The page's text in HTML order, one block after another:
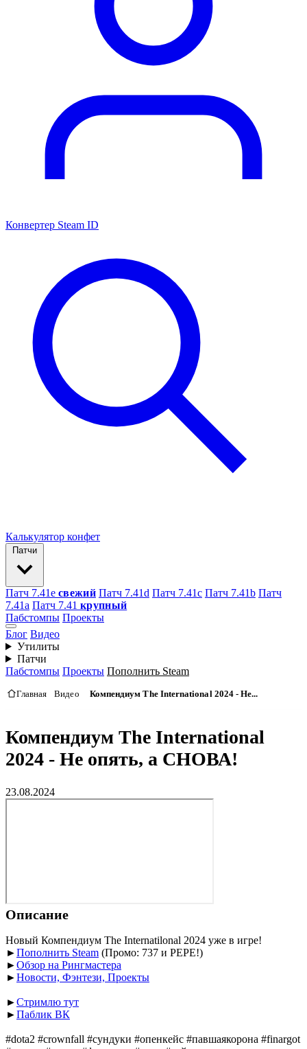
Конвертер Steam ID
Калькулятор конфет
Патчи
Патч 7.41e свежий Патч 7.41d Патч 7.41c Патч 7.41b Патч
7.41а Патч 7.41 крупный
Пабстомпы Проекты
Блог Видео
Утилиты
Патчи
Пабстомпы Проекты Пополнить Steam
Главная Видео Компендиум The International 2024 - Не...
Компендиум The International
2024 - Не опять, а СНОВА!
23.08.2024
Описание
Новый Компендиум The Internatilonal 2024 уже в игре!
►Пополнить Steam (Промо: 737 и PEPE!)
►Обзор на Рингмастера
►Новости, Фэнтези, Проекты
►Стримлю тут
►Паблик ВК
#dota2 #crownfall #сундуки #опенкейс #павшаякорона #finargot